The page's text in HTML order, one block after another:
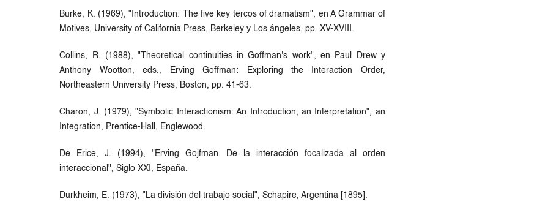
Burke, K. (1969), "Introduction: The five key tercos of dramatism", en A Grammar of
Motives, University of California Press, Berkeley y Los ángeles, pp. XV-XVIII.
Collins, R. (1988), "Theoretical continuities in Goffman's work", en Paul Drew y
Anthony Wootton, eds., Erving Goffman: Exploring the Interaction Order,
Northeastern University Press, Boston, pp. 41-63.
Charon, J. (1979), "Symbolic Interactionism: An Introduction, an Interpretation", an
Integration, Prentice-Hall, Englewood.
De Erice, J. (1994), "Erving Gojfman. De la interacción focalizada al orden
interaccional", Siglo XXI, España.
Durkheim, E. (1973), "La división del trabajo social", Schapire, Argentina [1895].